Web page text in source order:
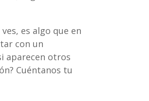
es algo que en
con un
aparecen otros
Cuéntanos tu